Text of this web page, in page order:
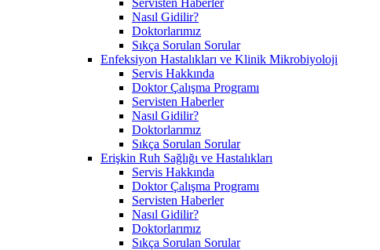
Nasıl Gidilir?
Doktorlarımız
Sıkça Sorulan Sorular
Enfeksiyon Hastalıkları ve Klinik Mikrobiyoloji
Servis Hakkında
Doktor Çalışma Programı
Servisten Haberler
Nasıl Gidilir?
Doktorlarımız
Sıkça Sorulan Sorular
Erişkin Ruh Sağlığı ve Hastalıkları
Servis Hakkında
Doktor Çalışma Programı
Servisten Haberler
Nasıl Gidilir?
Doktorlarımız
Sıkça Sorulan Sorular